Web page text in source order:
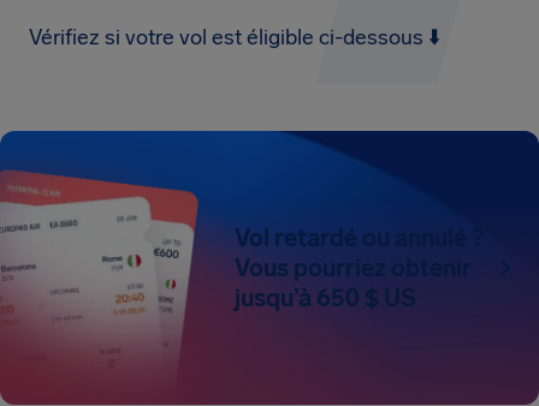
Vérifiez si votre vol est éligible ci-dessous ⬇️
Vol retardé ou annulé ?
Vous pourriez obtenir
jusqu’à 650 $ US